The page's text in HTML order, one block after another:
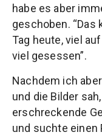
habe es aber
geschoben. “Das
Tag heute, viel
viel gesessen”.
Nachdem ich
und die Bilder
erschreckende
und suchte einen